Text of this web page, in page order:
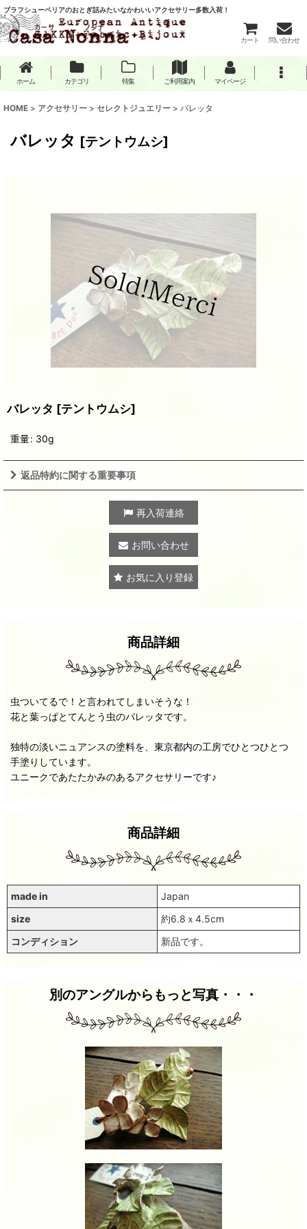
ブラフシューペリアのおとぎ話みたいなかわいいアクセサリー多数入荷！
カート 問い合わせ
ホーム カテゴリ 特集 ご利用案内 マイページ
HOME > アクセサリー > セレクトジュエリー > バレッタ
バレッタ [テントウムシ]
バレッタ [テントウムシ]
重量: 30g
返品特約に関する重要事項
再入荷連絡
お問い合わせ
お気に入り登録
商品詳細
虫ついてるで！と言われてしまいそうな！
花と葉っぱとてんとう虫のバレッタです。
独特の淡いニュアンスの塗料を、東京都内の工房でひとつひとつ
手塗りしています。
ユニークであたたかみのあるアクセサリーです♪
商品詳細
made in
Japan
size
約6.8ｘ4.5cm
コンディション
新品です。
別のアングルからもっと写真・・・